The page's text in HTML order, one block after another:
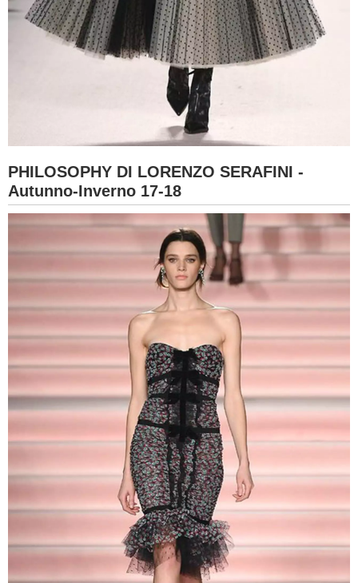
PHILOSOPHY DI LORENZO SERAFINI -
Autunno-Inverno 17-18